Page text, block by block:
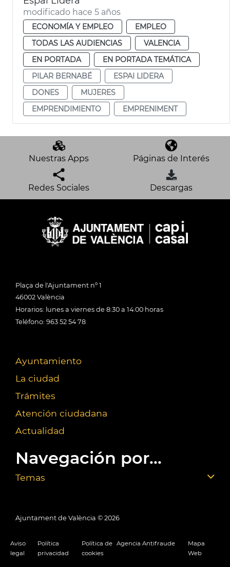
modificado hace 5 años
ECONOMÍA Y EMPLEO
EMPLEO
TODAS LAS AUDIENCIAS
VALENCIA
EN PORTADA
EN PORTADA TEMÁTICA
PILAR BERNABÉ
ESPAI LIDERA
DONES
MUJERES
EMPRENDIMIENTO
EMPRENIMENT
Nuestras Apps Páginas de Interés
Redes Sociales Descargas
Plaça de l'Ajuntament nº 1
46002 València
Horarios: lunes a viernes de 8:30 a 14:00 horas
Teléfono: 963 52 54 78
Ayuntamiento
La ciudad
Trámites
Atención ciudadana
Actualidad
Navegación por...
Temas
Ajuntament de València © 2026
Aviso
legal
Política
privacidad
Política de
cookies
Agencia Antifraude
Mapa
Web